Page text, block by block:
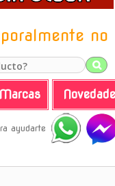
no
Marcas
ayudarte